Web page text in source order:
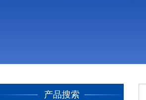
产品搜索